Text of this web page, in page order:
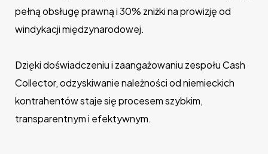
pełną obsługę prawną i 30% zniżki na prowizję od
windykacji międzynarodowej.
Dzięki doświadczeniu i zaangażowaniu zespołu Cash
Collector, odzyskiwanie należności od niemieckich
kontrahentów staje się procesem szybkim,
transparentnym i efektywnym.